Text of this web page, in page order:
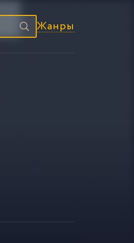
Жанры